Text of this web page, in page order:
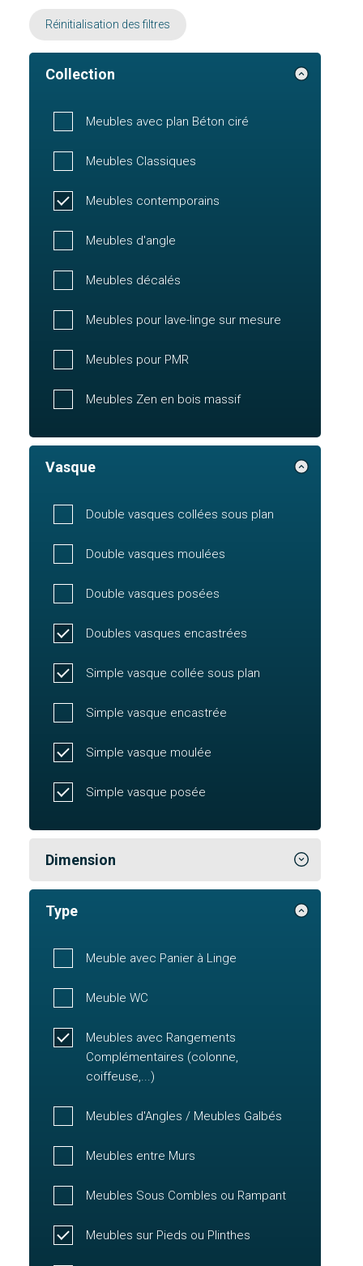
Réinitialisation des filtres
Collection
Meubles avec plan Béton ciré
Meubles Classiques
Meubles contemporains
Meubles d'angle
Meubles décalés
Meubles pour lave-linge sur mesure
Meubles pour PMR
Meubles Zen en bois massif
Vasque
Double vasques collées sous plan
Double vasques moulées
Double vasques posées
Doubles vasques encastrées
Simple vasque collée sous plan
Simple vasque encastrée
Simple vasque moulée
Simple vasque posée
Dimension
Type
Meuble avec Panier à Linge
Meuble WC
Meubles avec Rangements
Complémentaires (colonne,
coiffeuse,...)
Meubles d'Angles / Meubles Galbés
Meubles entre Murs
Meubles Sous Combles ou Rampant
Meubles sur Pieds ou Plinthes